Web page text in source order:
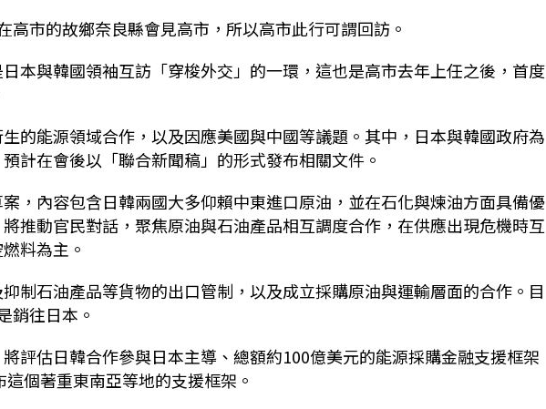
高市的故鄉奈良縣會見高市，所以高市此行可謂回訪。
日本與韓國領袖互訪「穿梭外交」的一環，這也是高市去年上任之後，首度
的能源領域合作，以及因應美國與中國等議題。其中，日本與韓國政府為
計在會後以「聯合新聞稿」的形式發布相關文件。
，內容包含日韓兩國大多仰賴中東進口原油，並在石化與煉油方面具備優
推動官民對話，聚焦原油與石油產品相互調度合作，在供應出現危機時互
料為主。
制石油產品等貨物的出口管制，以及成立採購原油與運輸層面的合作。目
銷往日本。
評估日韓合作參與日本主導、總額約100億美元的能源採購金融支援框架
個著重東南亞等地的支援框架。